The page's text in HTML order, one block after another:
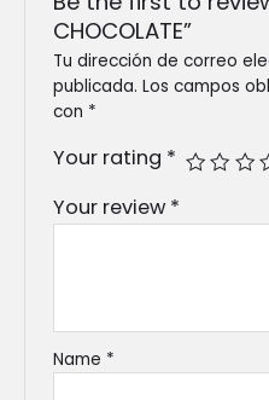
CHOCOLATE”
Tu dirección de correo
publicada. Los campos
con *
Your rating *
Your review *
Name *